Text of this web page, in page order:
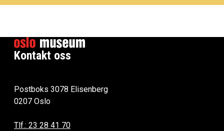
Kontakt oss
Postboks 3078 Elisenberg
0207 Oslo
Tlf.: 23 28 41 70